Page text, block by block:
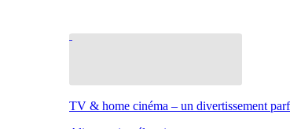
TV & home cinéma – un divertissement